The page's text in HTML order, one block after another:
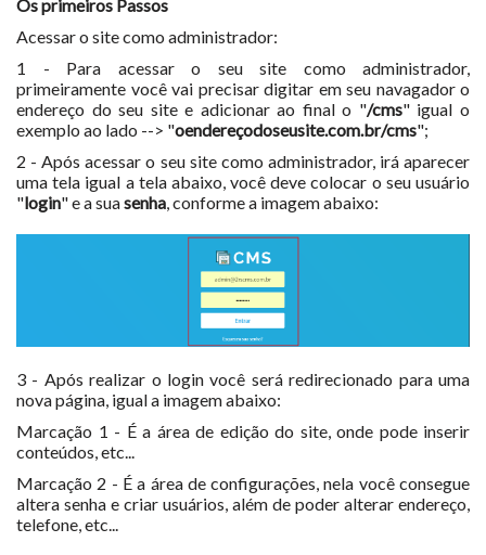
Os primeiros Passos
Acessar o site como administrador:
1 - Para acessar o seu site como administrador,
primeiramente você vai precisar digitar em seu navagador o
endereço do seu site e adicionar ao final o "/cms" igual o
exemplo ao lado --> "oendereçodoseusite.com.br/cms";
2 - Após acessar o seu site como administrador, irá aparecer
uma tela igual a tela abaixo, você deve colocar o seu usuário
"login" e a suasenha, conforme a imagem abaixo:
3 - Após realizar o login você será redirecionado para uma
nova página, igual a imagem abaixo:
Marcação 1 - É a área de edição do site, onde pode inserir
conteúdos, etc...
Marcação 2 - É a área de configurações, nela você consegue
altera senha e criar usuários, além de poder alterar endereço,
telefone, etc...